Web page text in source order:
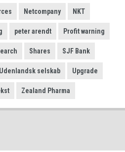
Netcompany NKT
peter arendt Profit warning
Shares SJF Bank
Udenlandsk selskab Upgrade
Zealand Pharma